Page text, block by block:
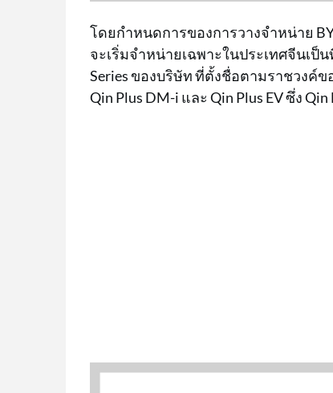
โดยกำหนดการของการวางจำหน่าย
จะเริ่มจำหน่ายเฉพาะในประเทศจีนเป็
Series ของบริษัท ที่ตั้งชื่อตามราชวงค์ข
Qin Plus DM-i และ Qin Plus EV ซึ่ง